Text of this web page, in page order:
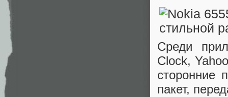
Среди
Clock,
сторонние
пакет,